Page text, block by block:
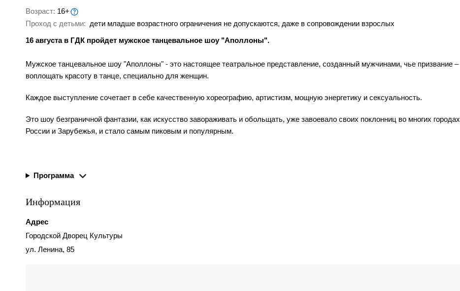
Возраст: 16+
Проход с детьми: дети младше возрастного ограничения не допускаются, даже в сопровождении взрослых
16 августа в ГДК пройдет мужское танцевальное шоу "Аполлоны".
Мужское танцевальное шоу "Аполлоны" - это настоящее театральное представление, созданный мужчинами, чье призвание –
воплощать красоту в танце, специально для женщин.
Каждое выступление сочетает в себе качественную хореографию, артистизм, мощную энергетику и сексуальность.
Это шоу безграничной фантазии, как искусство завораживать и обольщать, уже завоевало своих поклонниц во многих городах
России и Зарубежья, и стало самым пиковым и популярным.
Программа
Информация
Адрес
Городской Дворец Культуры
ул. Ленина, 85